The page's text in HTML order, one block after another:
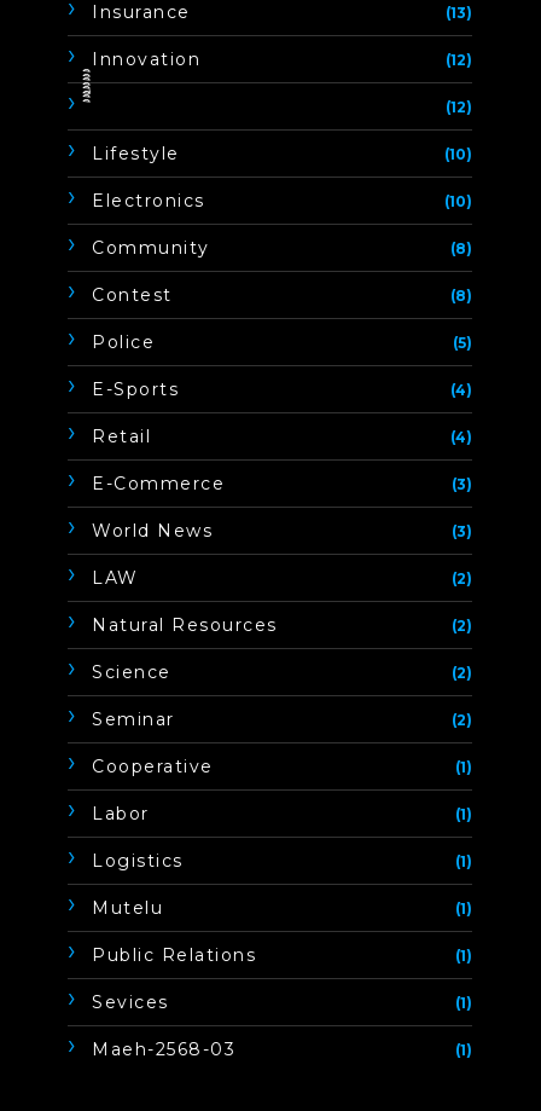
Insurance (13)
Innovation (12)
(12)
Lifestyle (10)
Electronics (10)
Community (8)
Contest (8)
Police (5)
E-Sports (4)
Retail (4)
E-Commerce (3)
World News (3)
LAW (2)
Natural Resources (2)
Science (2)
Seminar (2)
Cooperative (1)
Labor (1)
Logistics (1)
Mutelu (1)
Public Relations (1)
Sevices (1)
Maeh-2568-03 (1)